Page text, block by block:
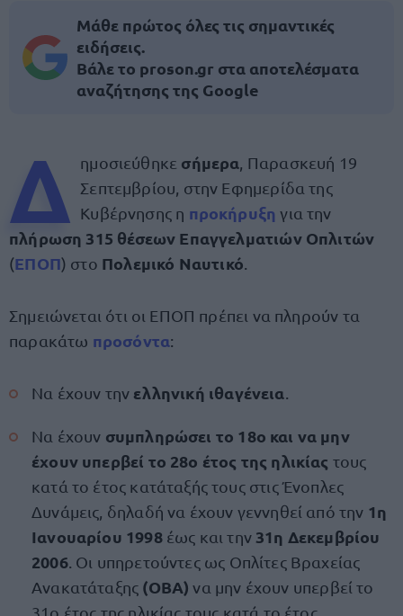
Μάθε πρώτος όλες τις σημαντικές
ειδήσεις.
Βάλε το proson.gr στα αποτελέσματα
αναζήτησης της Google
Δ ημοσιεύθηκε σήμερα , Παρασκευή 19
Σεπτεμβρίου, στην Εφημερίδα της
Κυβέρνησης η προκήρυξηγια την
πλήρωση 315 θέσεων Επαγγελματιών Οπλιτών
(ΕΠΟΠ) στο Πολεμικό Ναυτικό
Σημειώνεται ότι οι ΕΠΟΠ πρέπει να πληρούν τα
παρακάτω προσόντα:
Να έχουν την ελληνική ιθαγένεια
Να έχουν συμπληρώσει το 18ο και να μην
έχουν υπερβεί το 28ο έτος της ηλικίας τους
κατά το έτος κατάταξής τους στις Ένοπλες
Δυνάμεις, δηλαδή να έχουν γεννηθεί από την 1η
Ιανουαρίου 1998έως και την 31η Δεκεμβρίου
2006. Οι υπηρετούντες ως Οπλίτες Βραχείας
Ανακατάταξης (ΟΒΑ) να μην έχουν υπερβεί το
31ο έτος της ηλικίας τους κατά το έτος